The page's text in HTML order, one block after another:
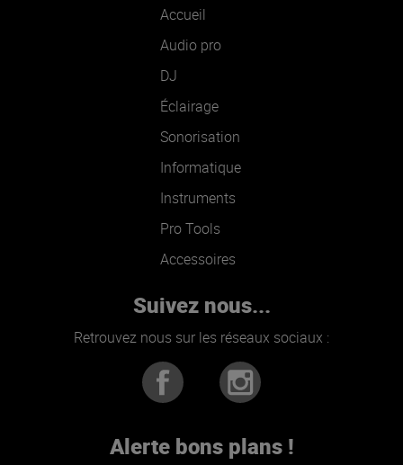
Accueil
Audio pro
DJ
Éclairage
Sonorisation
Informatique
Instruments
Pro Tools
Accessoires
Suivez nous...
Retrouvez nous sur les réseaux sociaux :
Alerte bons plans !